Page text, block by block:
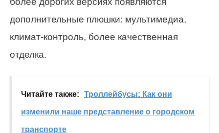
дополнительные плюшки: мультимедиа,
климат-контроль, более качественная
отделка.
Читайте также: Троллейбусы: Как они
изменили наше представление о городском
транспорте